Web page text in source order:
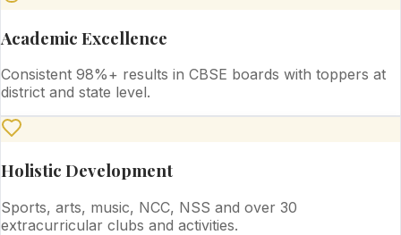
Academic Excellence
Consistent 98%+ results in CBSE boards with toppers at
district and state level.
Holistic Development
Sports, arts, music, NCC, NSS and over 30
extracurricular clubs and activities.